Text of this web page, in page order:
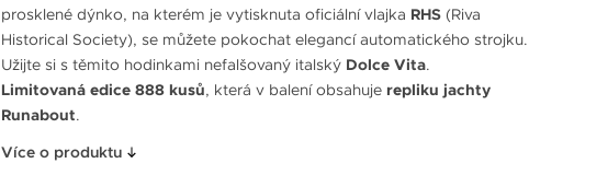
prosklené dýnko, na kterém je vytisknuta oficiální vlajka RHS (Riva
Historical Society), se můžete pokochat elegancí automatického strojku.
Užijte si s těmito hodinkami nefalšovaný italský Dolce Vita.
Limitovaná edice 888 kusů, která v balení obsahuje repliku jachty
Runabout.
Více o produktu